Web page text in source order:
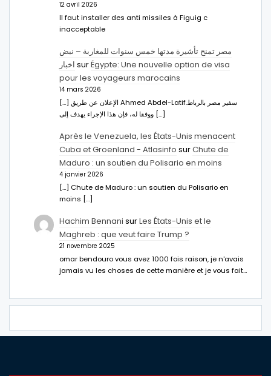
12 avril 2026
Il faut installer des anti missiles à Figuig c
inacceptable
مصر تمنح تأشيرة مدتها خمس سنوات للمغاربة – نبض
اخبار surÉgypte: Une nouvelle option de visa
pour les voyageurs marocains
14 mars 2026
[…] الإعلان عن طريق Ahmed Abdel-Latifسفير مصر بالرباط.
ووفقا له، فإن هذا الإجراء يهدف إلى […]
Après le Venezuela, les États-Unis menacent
Cuba et Groenland - Atlasinfo surChute de
Maduro : un soutien du Polisario en moins
4 janvier 2026
[…] Chute de Maduro : un soutien du Polisario en
moins […]
Hachim Bennani surLes États-Unis et le
Maghreb : que veut faire Trump ?
21 novembre 2025
omar bendouro vous avez 1000 fois raison, je n'avais
jamais vu les choses de cette manière et je vous fait…